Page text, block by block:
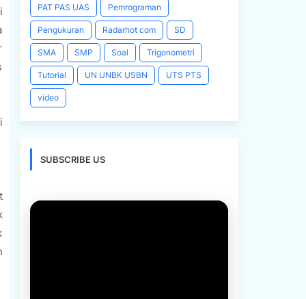
PAT PAS UAS Pemrograman
Pengukuran Radarhot com SD
SMA SMP Soal Trigonometri
Tutorial UN UNBK USBN UTS PTS
video
SUBSCRIBE US